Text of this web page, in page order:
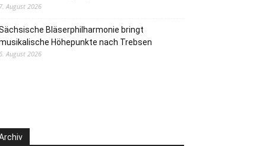
August 2026
Bläserphilharmonie bringt
Höhepunkte nach Trebsen
August 2026